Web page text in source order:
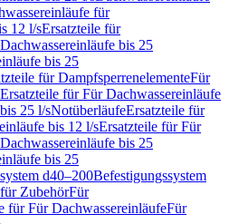
für
12 l/sErsatzteile für
Dachwassereinläufe bis 25
bis 25
für DampfsperrenelementeFür
Ersatzteile für Für Dachwassereinläufe
25 l/sNotüberläufeErsatzteile für
bis 12 l/sErsatzteile für Für
Dachwassereinläufe bis 25
bis 25
d40–200Befestigungssystem
ZubehörFür
für Für DachwassereinläufeFür